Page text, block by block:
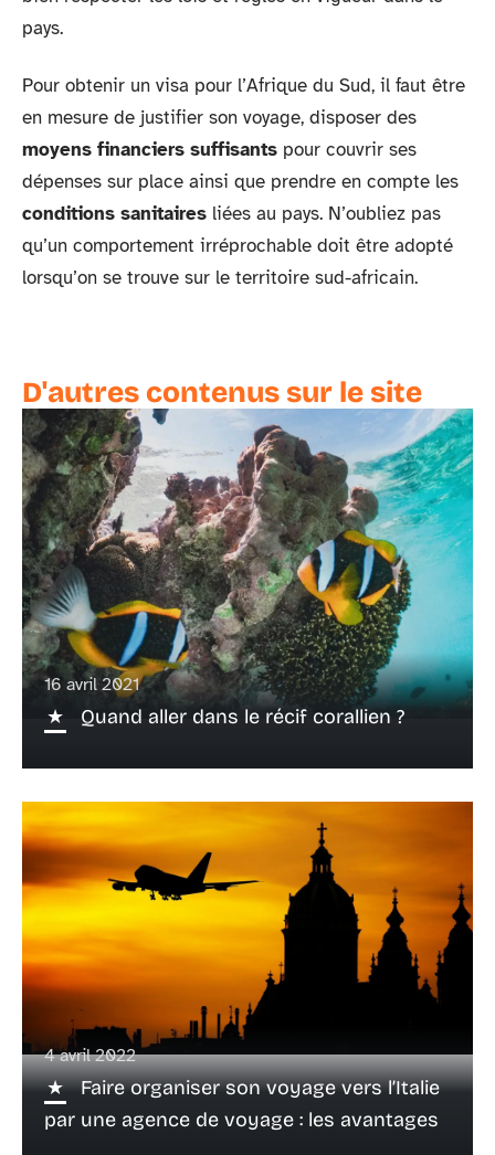
pays.
Pour obtenir un visa pour l’Afrique du Sud, il faut être
en mesure de justifier son voyage, disposer des
moyens financiers suffisants pour couvrir ses
dépenses sur place ainsi que prendre en compte les
conditions sanitaires liées au pays. N’oubliez pas
qu’un comportement irréprochable doit être adopté
lorsqu’on se trouve sur le territoire sud-africain.
D'autres contenus sur le site
16 avril 2021
Quand aller dans le récif corallien ?
4 avril 2022
Faire organiser son voyage vers l’Italie
par une agence de voyage : les avantages